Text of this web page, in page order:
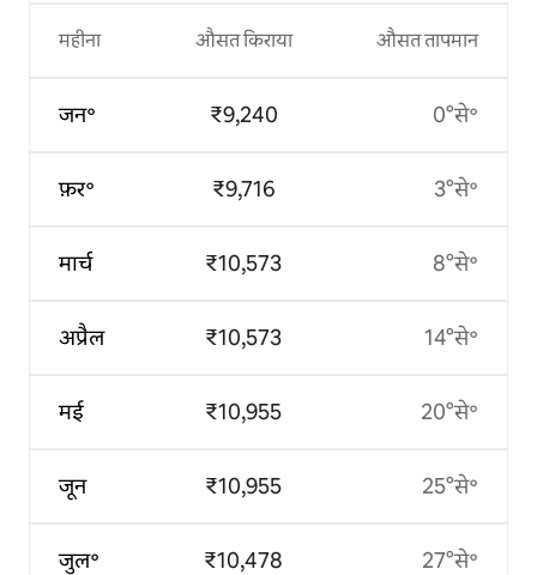
महीना
जन॰
फ़र॰
मार्च
अप्रैल
मई
जून
जुल॰
औसत किराया
₹9,240
₹9,716
₹10,573
₹10,573
₹10,955
₹10,955
₹10,478
औसत तापमान
0°से॰
3°से॰
8°से॰
14°से॰
20°से॰
25°से॰
27°से॰